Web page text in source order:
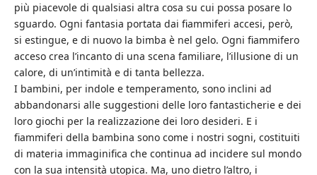
più piacevole di qualsiasi altra cosa su cui possa posare lo
sguardo. Ogni fantasia portata dai fiammiferi accesi, però,
si estingue, e di nuovo la bimba è nel gelo. Ogni fiammifero
acceso crea l’incanto di una scena familiare, l’illusione di un
calore, di un’intimità e di tanta bellezza.
I bambini, per indole e temperamento, sono inclini ad
abbandonarsi alle suggestioni delle loro fantasticherie e dei
loro giochi per la realizzazione dei loro desideri. E i
fiammiferi della bambina sono come i nostri sogni, costituiti
di materia immaginifica che continua ad incidere sul mondo
con la sua intensità utopica. Ma, uno dietro l’altro, i